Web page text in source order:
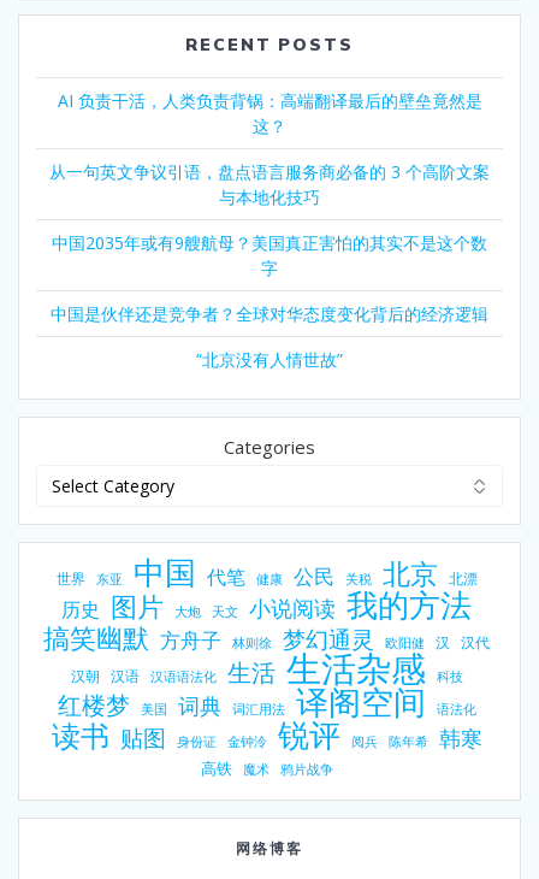
RECENT POSTS
AI 负责干活，人类负责背锅：高端翻译最后的壁垒竟然是
这？
从一句英文争议引语，盘点语言服务商必备的 3 个高阶文案
与本地化技巧
中国2035年或有9艘航母？美国真正害怕的其实不是这个数
字
中国是伙伴还是竞争者？全球对华态度变化背后的经济逻辑
“北京没有人情世故”
Categories
世界 东亚 中国 代笔 健康 公民 关税 北京 北漂
历史 图片 大炮 天文 小说阅读 我的方法
搞笑幽默 方舟子 林则徐 梦幻通灵 欧阳健 汉 汉代
汉朝 汉语 汉语语法化 生活 生活杂感 科技
红楼梦 美国 词典 词汇用法 译阁空间 语法化
读书 贴图 身份证 金钟泠 锐评 阅兵 陈年希 韩寒
高铁 魔术 鸦片战争
网络博客